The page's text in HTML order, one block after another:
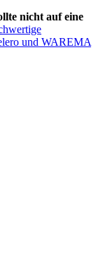
nicht auf eine
und WAREMA